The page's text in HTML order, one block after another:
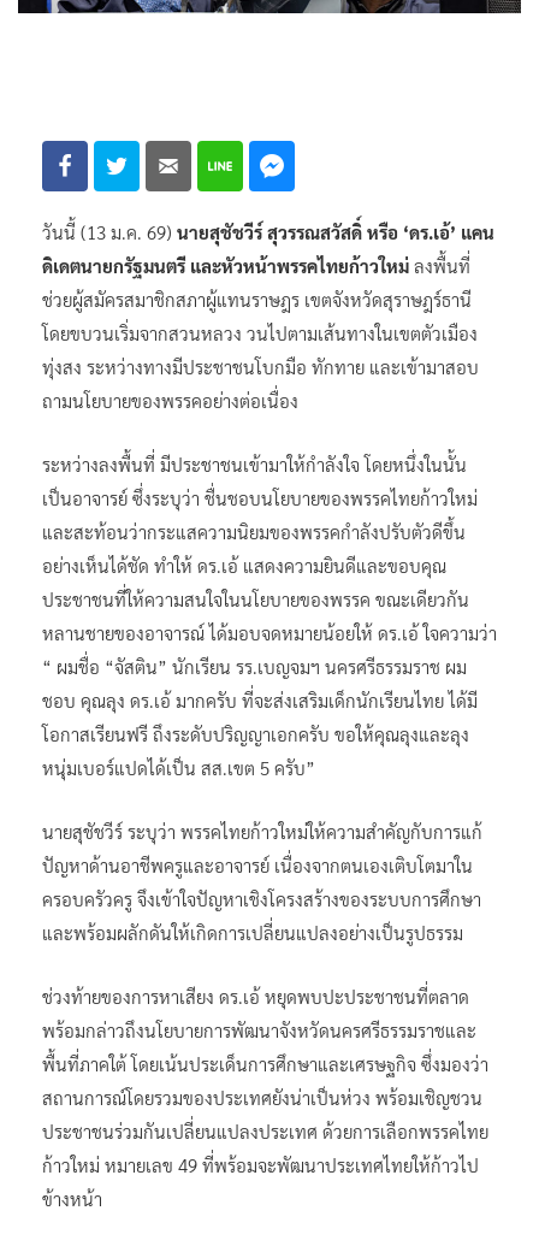
วันนี้ (13 ม.ค. 69) นายสุชัชวีร์ สุวรรณสวัสดิ์ หรือ ‘ดร.เอ้’ แคน
ดิเดตนายกรัฐมนตรี และหัวหน้าพรรคไทยก้าวใหม่ ลงพื้นที่
ช่วยผู้สมัครสมาชิกสภาผู้แทนราษฎร เขตจังหวัดสุราษฎร์ธานี
โดยขบวนเริ่มจากสวนหลวง วนไปตามเส้นทางในเขตตัวเมือง
ทุ่งสง ระหว่างทางมีประชาชนโบกมือ ทักทาย และเข้ามาสอบ
ถามนโยบายของพรรคอย่างต่อเนื่อง
ระหว่างลงพื้นที่ มีประชาชนเข้ามาให้กำลังใจ โดยหนึ่งในนั้น
เป็นอาจารย์ ซึ่งระบุว่า ชื่นชอบนโยบายของพรรคไทยก้าวใหม่
และสะท้อนว่ากระแสความนิยมของพรรคกำลังปรับตัวดีขึ้น
อย่างเห็นได้ชัด ทำให้ ดร.เอ้ แสดงความยินดีและขอบคุณ
ประชาชนที่ให้ความสนใจในนโยบายของพรรค ขณะเดียวกัน
หลานชายของอาจารณ์ ได้มอบจดหมายน้อยให้ ดร.เอ้ ใจความว่า
“ ผมชื่อ “จัสติน” นักเรียน รร.เบญจมฯ นครศรีธรรมราช ผม
ชอบ คุณลุง ดร.เอ้ มากครับ ที่จะส่งเสริมเด็กนักเรียนไทย ได้มี
โอกาสเรียนฟรี ถึงระดับปริญญาเอกครับ ขอให้คุณลุงและลุง
หนุ่มเบอร์แปดได้เป็น สส.เขต 5 ครับ”
นายสุชัชวีร์ ระบุว่า พรรคไทยก้าวใหม่ให้ความสำคัญกับการแก้
ปัญหาด้านอาชีพครูและอาจารย์ เนื่องจากตนเองเติบโตมาใน
ครอบครัวครู จึงเข้าใจปัญหาเชิงโครงสร้างของระบบการศึกษา
และพร้อมผลักดันให้เกิดการเปลี่ยนแปลงอย่างเป็นรูปธรรม
ช่วงท้ายของการหาเสียง ดร.เอ้ หยุดพบปะประชาชนที่ตลาด
พร้อมกล่าวถึงนโยบายการพัฒนาจังหวัดนครศรีธรรมราชและ
พื้นที่ภาคใต้ โดยเน้นประเด็นการศึกษาและเศรษฐกิจ ซึ่งมองว่า
สถานการณ์โดยรวมของประเทศยังน่าเป็นห่วง พร้อมเชิญชวน
ประชาชนร่วมกันเปลี่ยนแปลงประเทศ ด้วยการเลือกพรรคไทย
ก้าวใหม่ หมายเลข 49 ที่พร้อมจะพัฒนาประเทศไทยให้ก้าวไป
ข้างหน้า